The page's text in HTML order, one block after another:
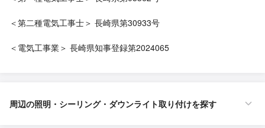
＜第二種電気工事士＞ 長崎県第30933号
＜電気工事業＞ 長崎県知事登録第2024065
周辺の照明・シーリング・ダウンライト取り付けを探す